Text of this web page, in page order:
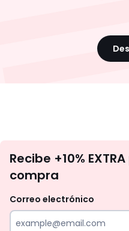
Recibe +10%
compra
Correo electrónico